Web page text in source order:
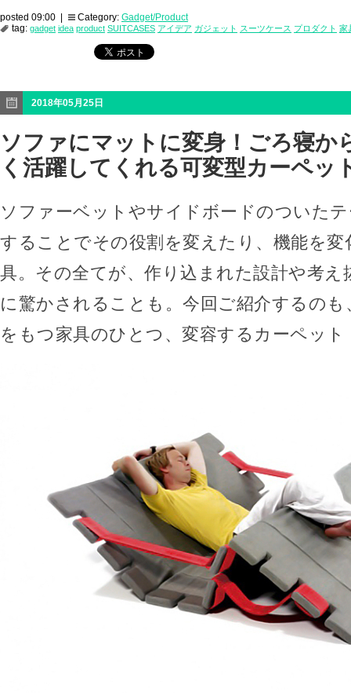
posted 09:00 | Category: Gadget/Product
tag: gadget idea product SUITCASES アイデア ガジェット スーツケース プロダクト 家
2018年05月25日
ソファにマットに変身！ごろ寝か
く活躍してくれる可変型カーペッ
ソファーベットやサイドボードのついた
することでその役割を変えたり、機能を変
具。その全てが、作り込まれた設計や考え
に驚かされることも。今回ご紹介するのも
をもつ家具のひとつ、変容するカーペット